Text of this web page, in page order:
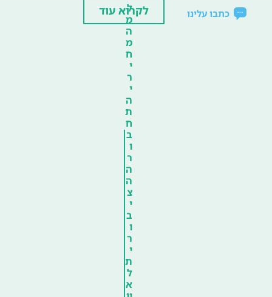
כתבו עלינו
ל
מ
ה
מ
ח
י
ר
י
ה
ת
ח
ב
ו
ר
ה
ה
צ
י
ב
ו
ר
י
ת
ל
א
לקרוא עוד